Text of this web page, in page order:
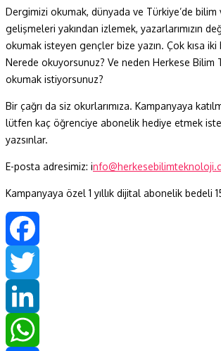
Dergimizi okumak, dünyada ve Türkiye’de
gelişmeleri yakından izlemek, yazarlarımızın
okumak isteyen gençler bize yazın. Çok kısa
Nerede okuyorsunuz? Ve neden Herkese Bilim
okumak istiyorsunuz?
Bir çağrı da siz okurlarımıza. Kampanyaya
lütfen kaç öğrenciye abonelik hediye etmek
yazsınlar.
E-posta adresimiz: i
Kampanyaya özel 1 yıllık dijital abonelik bedeli
Facebook
Twitter
LinkedIn